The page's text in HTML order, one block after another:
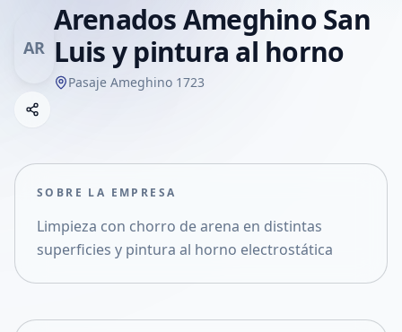
AR
Arenados Ameghino San
Luis y pintura al horno
Pasaje Ameghino 1723
Compartir empresa
Compartir en X
SOBRE LA EMPRESA
Limpieza con chorro de arena en distintas
superficies y pintura al horno electrostática